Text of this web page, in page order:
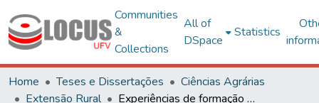
Communities
&
Collections
All of
DSpace
Statistics
Home Teses e Dissertações
Ciências Agrárias
Extensão Rural
Experiências de formação da FETAG-RJ: educação do campo em questão